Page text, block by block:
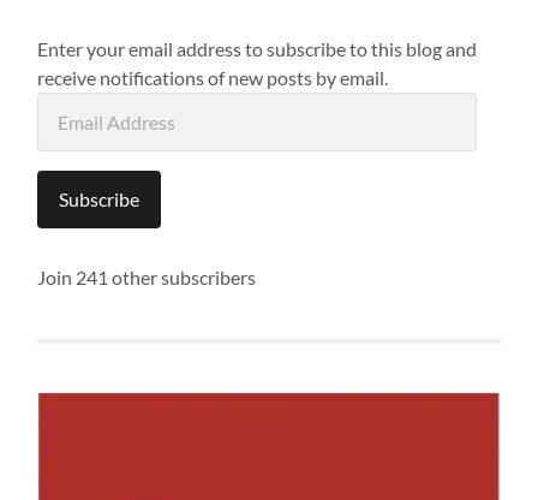
Enter your email address to subscribe to this blog and
receive notifications of new posts by email.
Address
Subscribe
Join 241 other subscribers